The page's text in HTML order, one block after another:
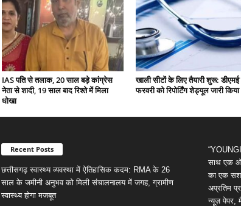
IAS पति से तलाक, 20 साल बड़े कांग्रेस
नेता से शादी, 19 साल बाद रिश्ते में मिला
धोखा
खाली सीटों के लिए तैयारी शुरू:
फरवरी को रिपोर्टिंग शेड्यूल जारी किया
Recent Posts
छत्तीसगढ़ स्वास्थ्य व्यवस्था में ऐतिहासिक कदम: RMA के 26
साल के जमीनी अनुभव को मिली संचालनालय में जगह, ग्रामीण
स्वास्थ्य होगा मजबूत
साथ एक
का एक
अप्रतिम
न्यूज़ पेपर,